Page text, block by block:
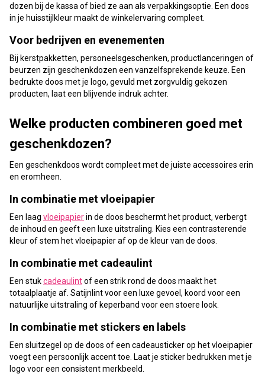
dozen bij de kassa of bied ze aan als verpakkingsoptie. Een doos
in je huisstijlkleur maakt de winkelervaring compleet.
Voor bedrijven en evenementen
Bij kerstpakketten, personeelsgeschenken, productlanceringen of
beurzen zijn geschenkdozen een vanzelfsprekende keuze. Een
bedrukte doos met je logo, gevuld met zorgvuldig gekozen
producten, laat een blijvende indruk achter.
Welke producten combineren goed met
geschenkdozen?
Een geschenkdoos wordt compleet met de juiste accessoires erin
en eromheen.
In combinatie met vloeipapier
Een laag vloeipapierin de doos beschermt het product, verbergt
de inhoud en geeft een luxe uitstraling. Kies een contrasterende
kleur of stem het vloeipapier af op de kleur van de doos.
In combinatie met cadeaulint
Een stukcadeaulintof een strik rond de doos maakt het
totaalplaatje af. Satijnlint voor een luxe gevoel, koord voor een
natuurlijke uitstraling of keperband voor een stoere look.
In combinatie met stickers en labels
Een sluitzegel op de doos of een cadeausticker op het vloeipapier
voegt een persoonlijk accent toe. Laat je sticker bedrukken met je
logo voor een consistent merkbeeld.